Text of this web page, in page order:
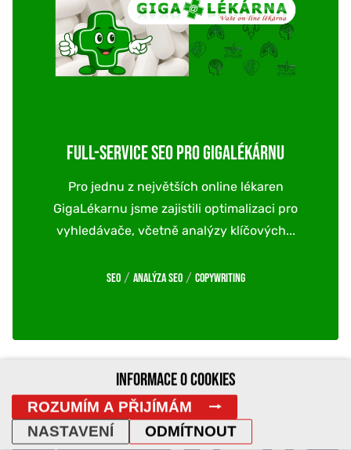
FULL-SERVICE SEO PRO GIGALÉKÁRNU
Pro jednu z největších online lékaren
GigaLékarnu jsme zajistili optimalizaci pro
vyhledávače, včetně analýzy klíčových...
SEO / Analýza SEO / Copywriting
INFORMACE O COOKIES
ROZUMÍM A PŘIJÍMÁM
ODMÍTNOUT
NASTAVENÍ